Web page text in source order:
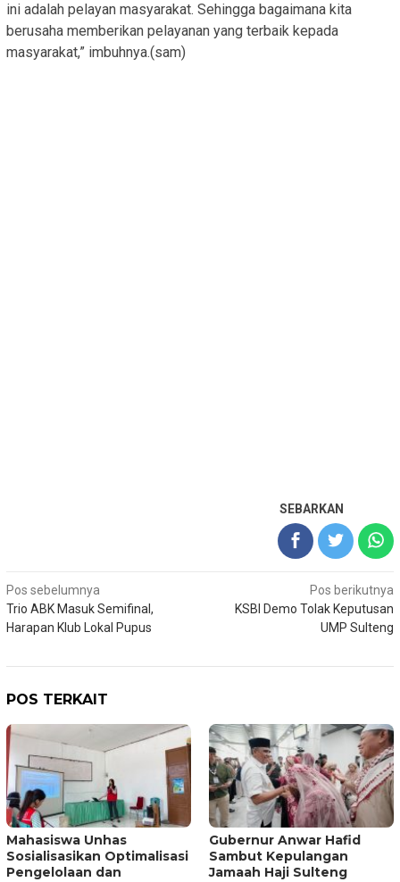
ini adalah pelayan masyarakat. Sehingga bagaimana kita
berusaha memberikan pelayanan yang terbaik kepada
masyarakat,” imbuhnya.(sam)
SEBARKAN
Navigasi
pos
Pos sebelumnya
Trio ABK Masuk Semifinal,
Harapan Klub Lokal Pupus
Pos berikutnya
KSBI Demo Tolak Keputusan
UMP Sulteng
POS TERKAIT
Mahasiswa Unhas
Sosialisasikan Optimalisasi
Pengelolaan dan
Gubernur Anwar Hafid
Sambut Kepulangan
Jamaah Haji Sulteng